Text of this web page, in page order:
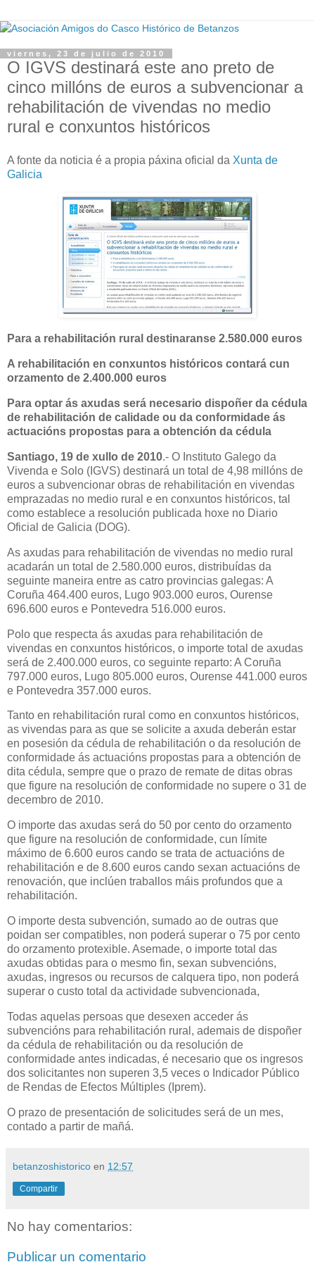
viernes, 23 de julio de 2010
O IGVS destinará este ano preto de
cinco millóns de euros a subvencionar a
rehabilitación de vivendas no medio
rural e conxuntos históricos
A fonte da noticia é a propia páxina oficial da Xunta de
Galicia
Para a rehabilitación rural destinaranse 2.580.000 euros
A rehabilitación en conxuntos históricos contará cun
orzamento de 2.400.000 euros
Para optar ás axudas será necesario dispoñer da cédula
de rehabilitación de calidade ou da conformidade ás
actuacións propostas para a obtención da cédula
Santiago, 19 de xullo de 2010.- O Instituto Galego da
Vivenda e Solo (IGVS) destinará un total de 4,98 millóns de
euros a subvencionar obras de rehabilitación en vivendas
emprazadas no medio rural e en conxuntos históricos, tal
como establece a resolución publicada hoxe no Diario
Oficial de Galicia (DOG).
As axudas para rehabilitación de vivendas no medio rural
acadarán un total de 2.580.000 euros, distribuídas da
seguinte maneira entre as catro provincias galegas: A
Coruña 464.400 euros, Lugo 903.000 euros, Ourense
696.600 euros e Pontevedra 516.000 euros.
Polo que respecta ás axudas para rehabilitación de
vivendas en conxuntos históricos, o importe total de axudas
será de 2.400.000 euros, co seguinte reparto: A Coruña
797.000 euros, Lugo 805.000 euros, Ourense 441.000 euros
e Pontevedra 357.000 euros.
Tanto en rehabilitación rural como en conxuntos históricos,
as vivendas para as que se solicite a axuda deberán estar
en posesión da cédula de rehabilitación o da resolución de
conformidade ás actuacións propostas para a obtención de
dita cédula, sempre que o prazo de remate de ditas obras
que figure na resolución de conformidade no supere o 31 de
decembro de 2010.
O importe das axudas será do 50 por cento do orzamento
que figure na resolución de conformidade, cun límite
máximo de 6.600 euros cando se trata de actuacións de
rehabilitación e de 8.600 euros cando sexan actuacións de
renovación, que inclúen traballos máis profundos que a
rehabilitación.
O importe desta subvención, sumado ao de outras que
poidan ser compatibles, non poderá superar o 75 por cento
do orzamento protexible. Asemade, o importe total das
axudas obtidas para o mesmo fin, sexan subvencións,
axudas, ingresos ou recursos de calquera tipo, non poderá
superar o custo total da actividade subvencionada,
Todas aquelas persoas que desexen acceder ás
subvencións para rehabilitación rural, ademais de dispoñer
da cédula de rehabilitación ou da resolución de
conformidade antes indicadas, é necesario que os ingresos
dos solicitantes non superen 3,5 veces o Indicador Público
de Rendas de Efectos Múltiples (Iprem).
O prazo de presentación de solicitudes será de un mes,
contado a partir de mañá.
betanzoshistorico en 12:57
Compartir
No hay comentarios:
Publicar un comentario